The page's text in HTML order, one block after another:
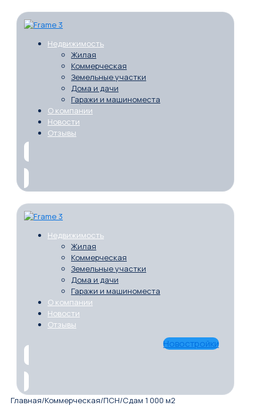
Недвижимость
Жилая
Коммерческая
Земельные участки
Дома и дачи
Гаражи и машиноместа
О компании
Новости
Отзывы
Недвижимость
Жилая
Коммерческая
Земельные участки
Дома и дачи
Гаражи и машиноместа
О компании
Новости
Отзывы
Новостройки
Главная/Коммерческая/ПСН/Сдам 1 000 м2